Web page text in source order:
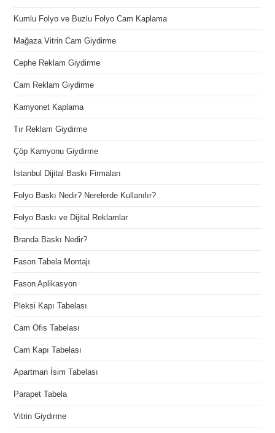
Kumlu Folyo ve Buzlu Folyo Cam Kaplama
Mağaza Vitrin Cam Giydirme
Cephe Reklam Giydirme
Cam Reklam Giydirme
Kamyonet Kaplama
Tır Reklam Giydirme
Çöp Kamyonu Giydirme
İstanbul Dijital Baskı Firmaları
Folyo Baskı Nedir? Nerelerde Kullanılır?
Folyo Baskı ve Dijital Reklamlar
Branda Baskı Nedir?
Fason Tabela Montajı
Fason Aplikasyon
Pleksi Kapı Tabelası
Cam Ofis Tabelası
Cam Kapı Tabelası
Apartman İsim Tabelası
Parapet Tabela
Vitrin Giydirme